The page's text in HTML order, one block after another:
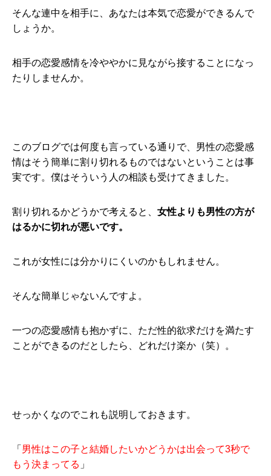
そんな連中を相手に、あなたは本気で恋愛ができるんで
しょうか。
相手の恋愛感情を冷ややかに見ながら接することになっ
たりしませんか。
このブログでは何度も言っている通りで、男性の恋愛感
情はそう簡単に割り切れるものではないということは事
実です。僕はそういう人の相談も受けてきました。
割り切れるかどうかで考えると、 女性よりも男性の方が
はるかに切れが悪いです。
これが女性には分かりにくいのかもしれません。
そんな簡単じゃないんですよ。
一つの恋愛感情も抱かずに、ただ性的欲求だけを満たす
ことができるのだとしたら、どれだけ楽か（笑）。
せっかくなのでこれも説明しておきます。
「 男性はこの子と結婚したいかどうかは出会って3秒で
もう決まって る 」